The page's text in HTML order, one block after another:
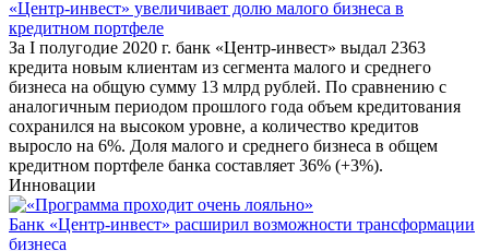
«Центр-инвест» увеличивает долю малого бизнеса в
кредитном портфеле
За I полугодие 2020 г. банк «Центр-инвест» выдал 2363
кредита новым клиентам из сегмента малого и среднего
бизнеса на общую сумму 13 млрд рублей. По сравнению с
аналогичным периодом прошлого года объем кредитования
сохранился на высоком уровне, а количество кредитов
выросло на 6%. Доля малого и среднего бизнеса в общем
кредитном портфеле банка составляет 36% (+3%).
Инновации
Банк «Центр-инвест» расширил возможности трансформации
бизнеса